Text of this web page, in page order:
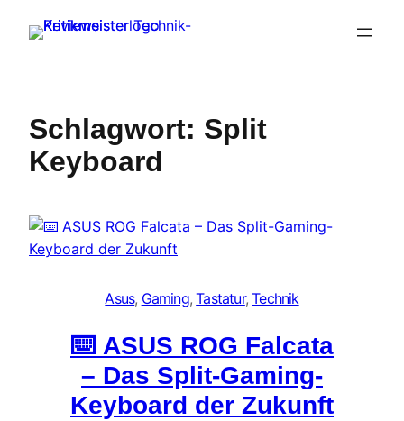
Inhalt
Schlagwort: Split
Keyboard
Asus, Gaming, Tastatur, Technik
⌨️ ASUS ROG Falcata
– Das Split-Gaming-
Keyboard der Zukunft